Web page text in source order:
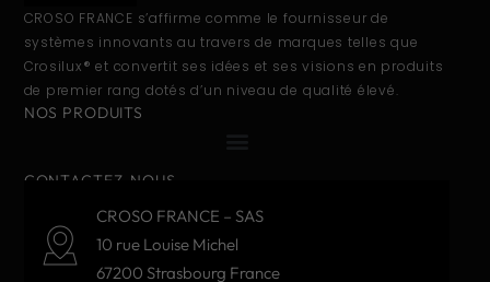
CROSO FRANCE s’affirme comme le fournisseur de
systèmes innovants au travers de marques telles que
Crosilux® et convertit ses idées et ses visions en produits
de premier rang dotés d’un niveau de qualité élevé.
NOS PRODUITS
CONTACTEZ-NOUS
CROSO FRANCE – SAS
10 rue Louise Michel
67200 Strasbourg France